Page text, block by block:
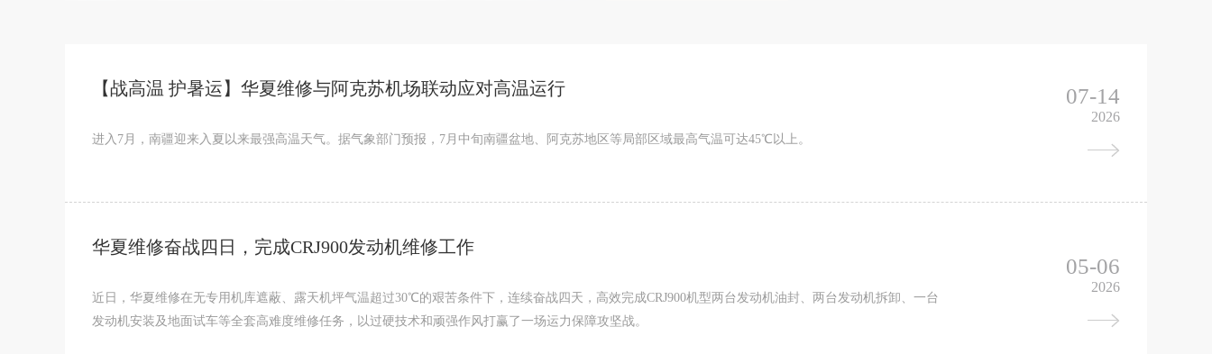
【战高温 护暑运】华夏维修与阿克苏机场联动应对高温运行
进入7月，南疆迎来入夏以来最强高温天气。据气象部门预报，7月中旬南疆盆地、阿克苏地区等局部区域最高气温可达45℃以上。
07-14
2026
华夏维修奋战四日，完成CRJ900发动机维修工作
近日，华夏维修在无专用机库遮蔽、露天机坪气温超过30℃的艰苦条件下，连续奋战四天，高效完成CRJ900机型两台发动机油封、两台发动机拆卸、一台
发动机安装及地面试车等全套高难度维修任务，以过硬技术和顽强作风打赢了一场运力保障攻坚战。
05-06
2026